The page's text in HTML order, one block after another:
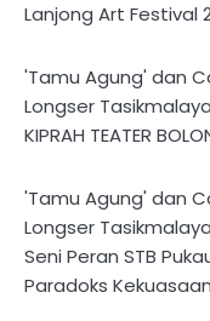
Lanjong Art Festival
'Tamu Agung' dan
Longser
KIPRAH TEATER
'Tamu Agung' dan
Longser
Seni Peran STB
Paradoks Kekuasaan